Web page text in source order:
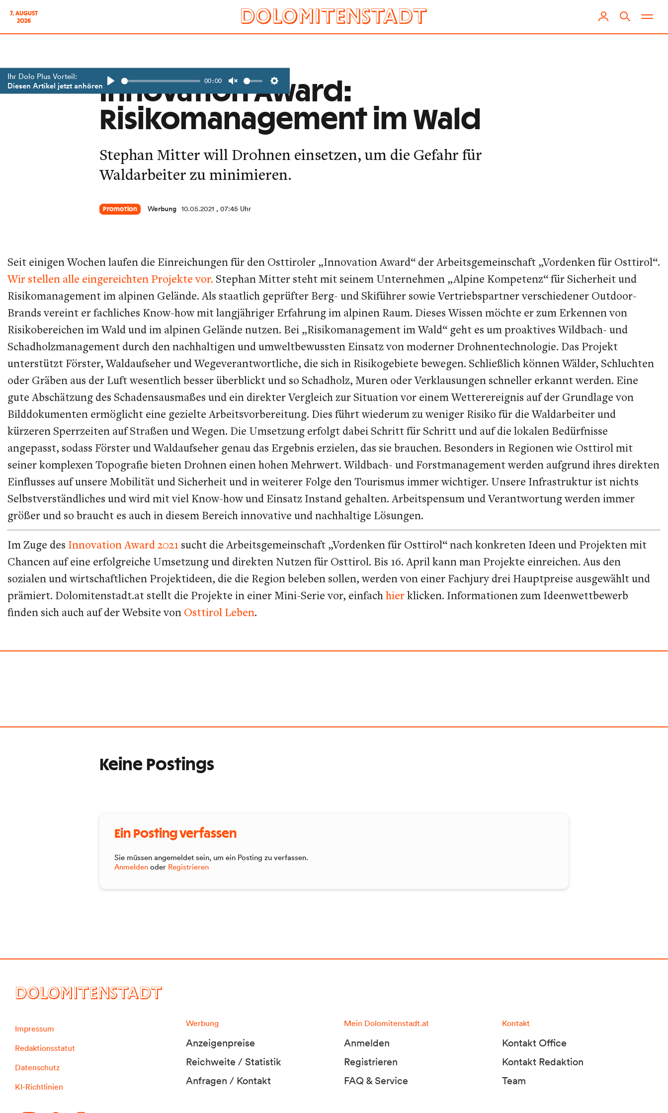
7. AUGUST
2026
Ihr Dolo Plus Vorteil:
Diesen Artikel jetzt anhören
Play
00:00
Unmute Settings
Innovation Award:
Risikomanagement im Wald
Stephan Mitter will Drohnen einsetzen, um die Gefahr für
Waldarbeiter zu minimieren.
Promotion Werbung 10.05.2021 , 07:45 Uhr
Seit einigen Wochen laufen die Einreichungen für den Osttiroler „Innovation Award“ der Arbeitsgemeinschaft „Vordenken für Osttirol“.
Wir stellen alle eingereichten Projekte vor. Stephan Mitter steht mit seinem Unternehmen „Alpine Kompetenz“ für Sicherheit und
Risikomanagement im alpinen Gelände. Als staatlich geprüfter Berg- und Skiführer sowie Vertriebspartner verschiedener Outdoor-
Brands vereint er fachliches Know-how mit langjähriger Erfahrung im alpinen Raum. Dieses Wissen möchte er zum Erkennen von
Risikobereichen im Wald und im alpinen Gelände nutzen. Bei „Risikomanagement im Wald“ geht es um proaktives Wildbach- und
Schadholzmanagement durch den nachhaltigen und umweltbewussten Einsatz von moderner Drohnentechnologie. Das Projekt
unterstützt Förster, Waldaufseher und Wegeverantwortliche, die sich in Risikogebiete bewegen. Schließlich können Wälder, Schluchten
oder Gräben aus der Luft wesentlich besser überblickt und so Schadholz, Muren oder Verklausungen schneller erkannt werden. Eine
gute Abschätzung des Schadensausmaßes und ein direkter Vergleich zur Situation vor einem Wetterereignis auf der Grundlage von
Bilddokumenten ermöglicht eine gezielte Arbeitsvorbereitung. Dies führt wiederum zu weniger Risiko für die Waldarbeiter und
kürzeren Sperrzeiten auf Straßen und Wegen. Die Umsetzung erfolgt dabei Schritt für Schritt und auf die lokalen Bedürfnisse
angepasst, sodass Förster und Waldaufseher genau das Ergebnis erzielen, das sie brauchen. Besonders in Regionen wie Osttirol mit
seiner komplexen Topografie bieten Drohnen einen hohen Mehrwert. Wildbach- und Forstmanagement werden aufgrund ihres direkten
Einflusses auf unsere Mobilität und Sicherheit und in weiterer Folge den Tourismus immer wichtiger. Unsere Infrastruktur ist nichts
Selbstverständliches und wird mit viel Know-how und Einsatz Instand gehalten. Arbeitspensum und Verantwortung werden immer
größer und so braucht es auch in diesem Bereich innovative und nachhaltige Lösungen.
Im Zuge des Innovation Award 2021 sucht die Arbeitsgemeinschaft „Vordenken für Osttirol“ nach konkreten Ideen und Projekten mit
Chancen auf eine erfolgreiche Umsetzung und direkten Nutzen für Osttirol. Bis 16. April kann man Projekte einreichen. Aus den
sozialen und wirtschaftlichen Projektideen, die die Region beleben sollen, werden von einer Fachjury drei Hauptpreise ausgewählt und
prämiert. Dolomitenstadt.at stellt die Projekte in einer Mini-Serie vor, einfachhierklicken. Informationen zum Ideenwettbewerb
finden sich auch auf der Website von Osttirol Leben.
Keine Postings
Ein Posting verfassen
Sie müssen angemeldet sein, um ein Posting zu verfassen.
Anmelden oder Registrieren
DOLOMITENSTADT
Impressum
Redaktionsstatut
Datenschutz
KI-Richtlinien
Werbung
Anzeigenpreise
Reichweite / Statistik
Anfragen / Kontakt
Mein Dolomitenstadt.at
Anmelden
Registrieren
FAQ & Service
Kontakt
Kontakt Office
Kontakt Redaktion
Team